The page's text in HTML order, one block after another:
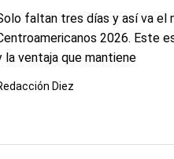
faltan tres días y así va el
2026. Este
la ventaja que mantiene
Diez